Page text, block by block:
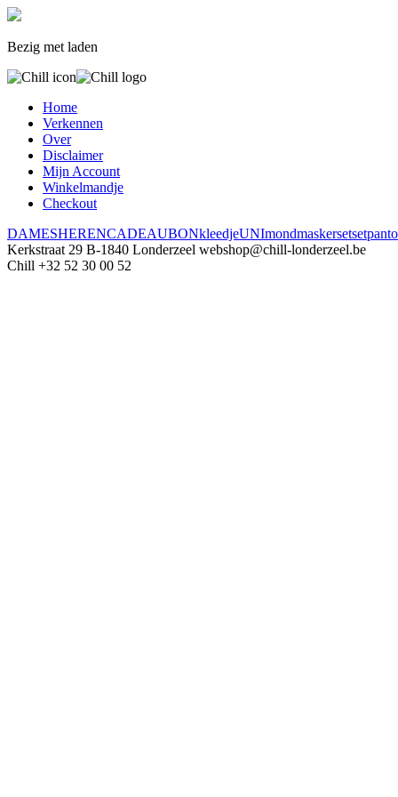
Bezig met laden
Home
Verkennen
Over
Disclaimer
Mijn Account
Winkelmandje
Checkout
DAMESHERENCADEAUBONkleedjeUNImondmaskersetset
Kerkstraat 29 B-1840 Londerzeel webshop@chill-londerzeel.be
Chill +32 52 30 00 52